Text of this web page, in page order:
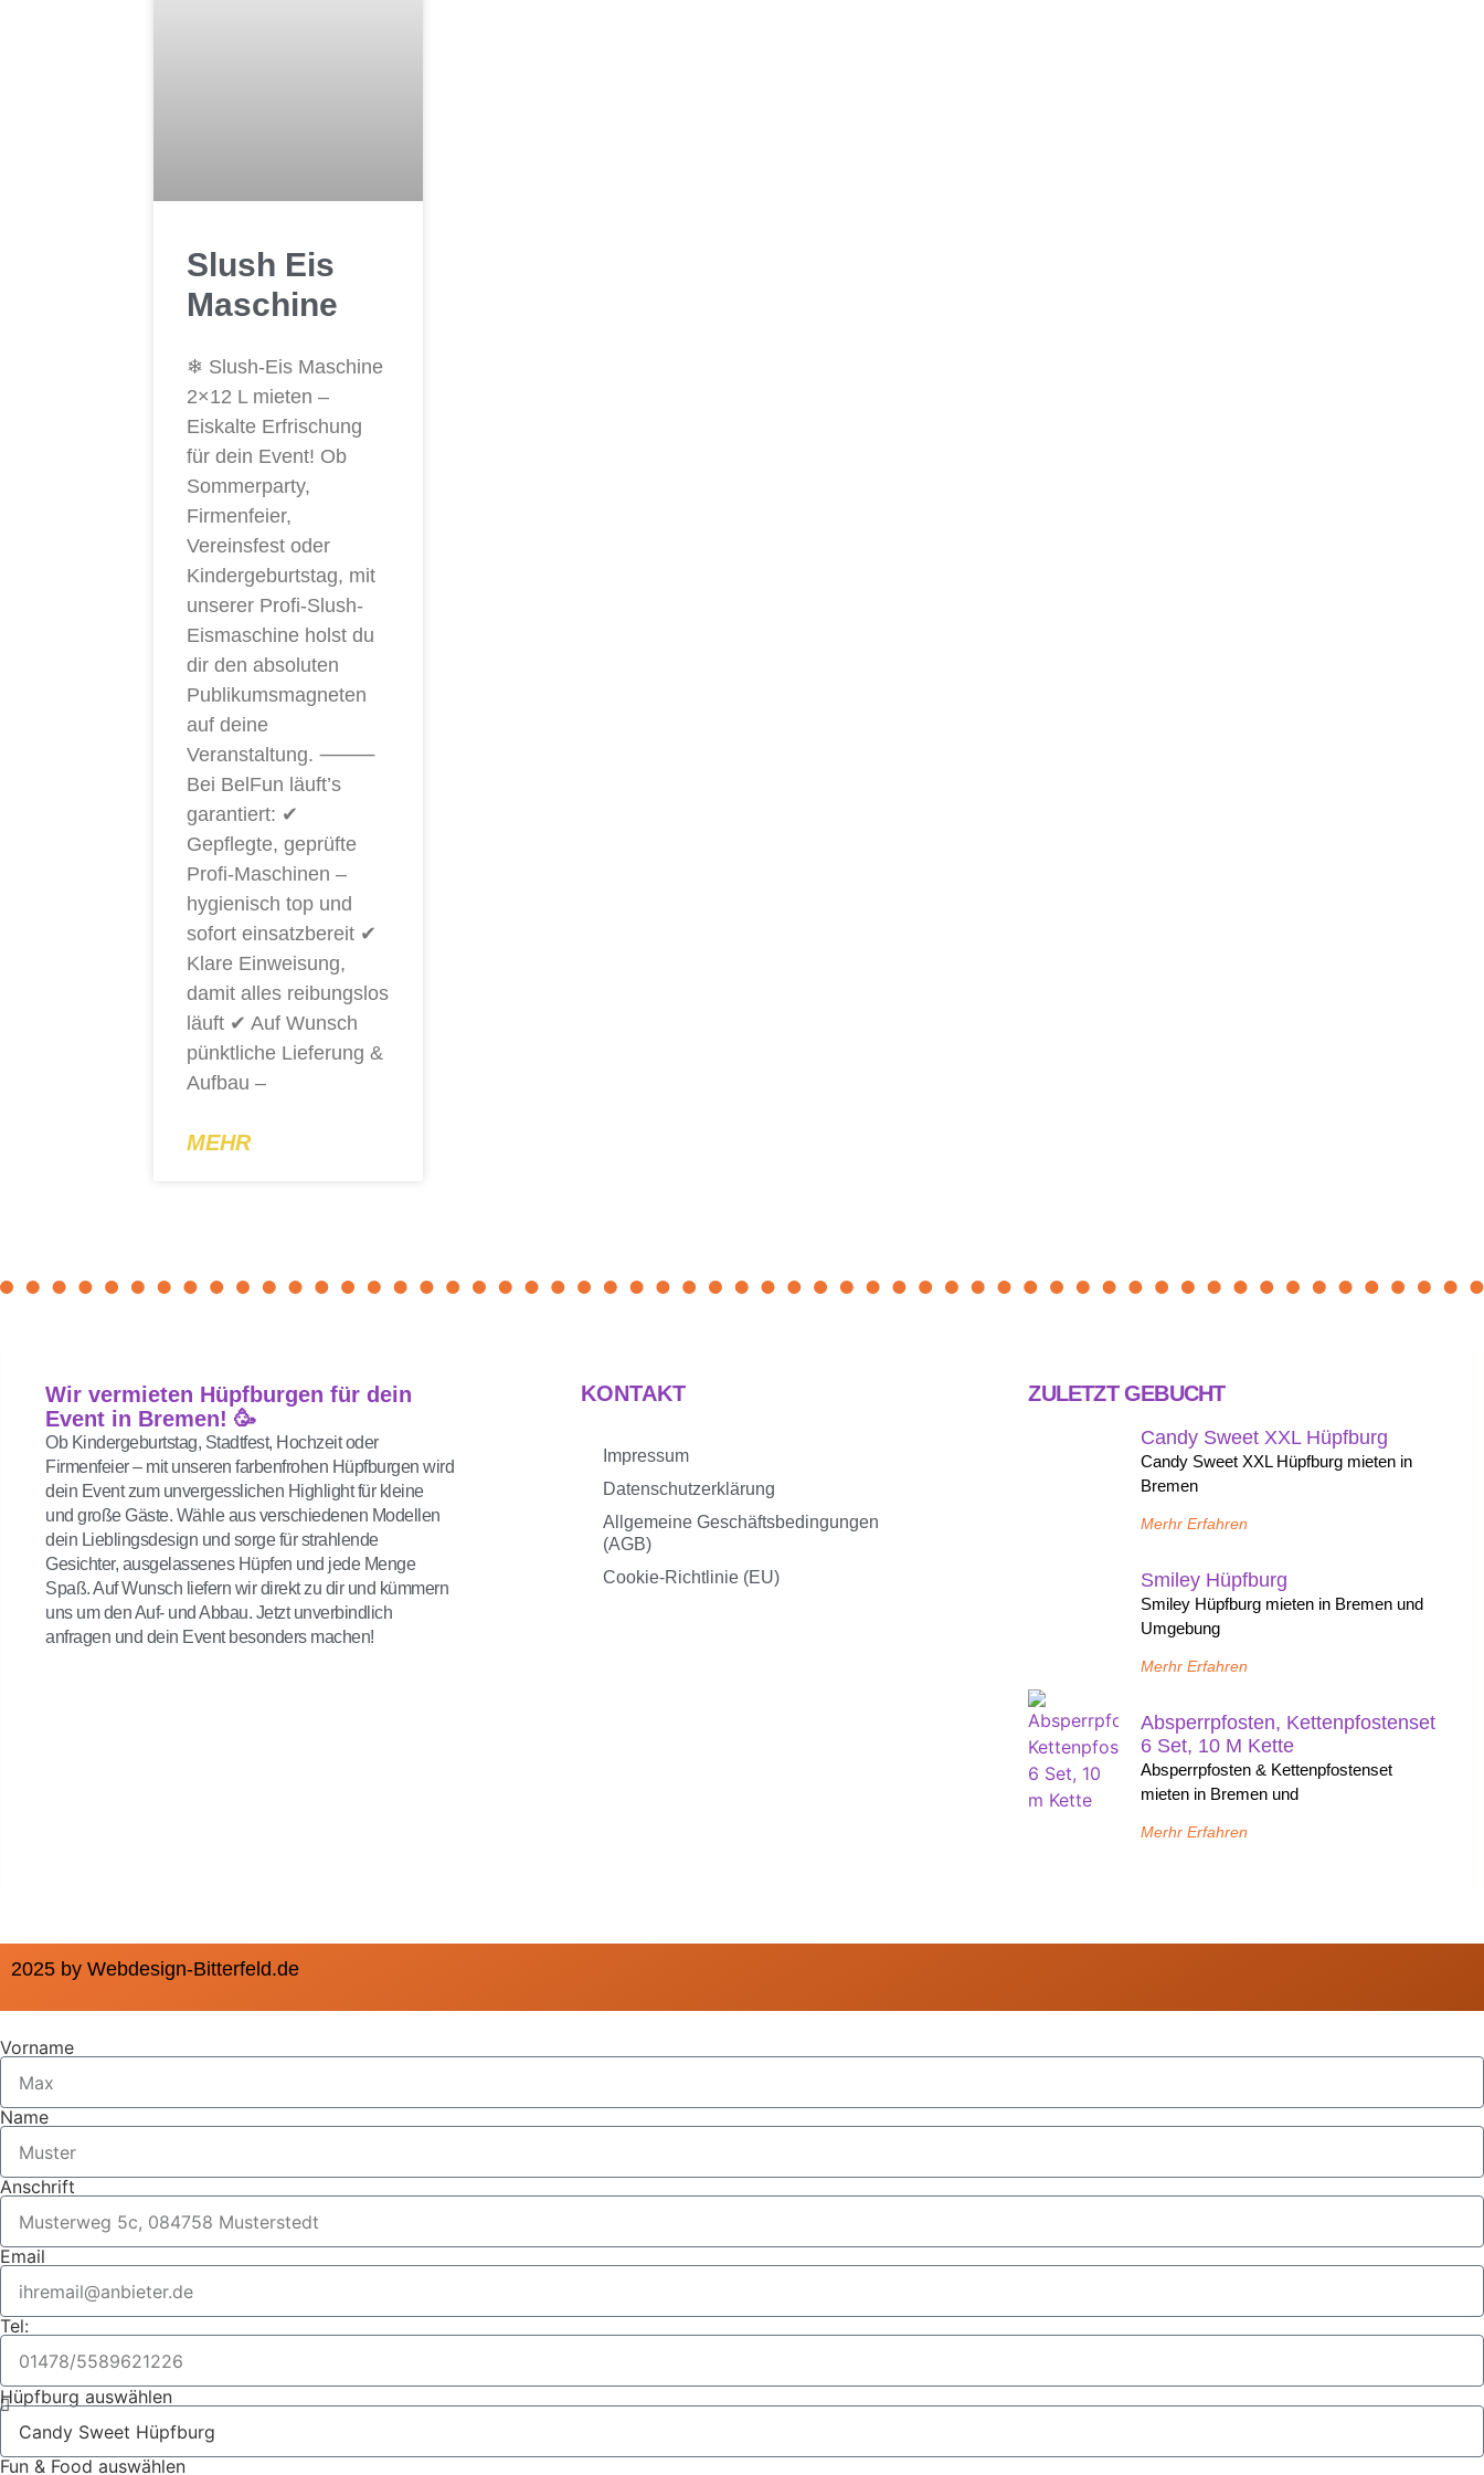
Slush Eis
Maschine
❄ Slush-Eis Maschine
2×12 L mieten –
Eiskalte Erfrischung
für dein Event! Ob
Sommerparty,
Firmenfeier,
Vereinsfest oder
Kindergeburtstag, mit
unserer Profi-Slush-
Eismaschine holst du
dir den absoluten
Publikumsmagneten
auf deine
Veranstaltung. ⸻
Bei BelFun läuft’s
garantiert: ✔
Gepflegte, geprüfte
Profi-Maschinen –
hygienisch top und
sofort einsatzbereit ✔
Klare Einweisung,
damit alles reibungslos
läuft ✔ Auf Wunsch
pünktliche Lieferung &
Aufbau –
MEHR
Wir vermieten Hüpfburgen für dein
Event in Bremen! 🥳
Ob Kindergeburtstag, Stadtfest, Hochzeit oder
Firmenfeier – mit unseren farbenfrohen Hüpfburgen wird
dein Event zum unvergesslichen Highlight für kleine
und große Gäste. Wähle aus verschiedenen Modellen
dein Lieblingsdesign und sorge für strahlende
Gesichter, ausgelassenes Hüpfen und jede Menge
Spaß. Auf Wunsch liefern wir direkt zu dir und kümmern
uns um den Auf- und Abbau. Jetzt unverbindlich
anfragen und dein Event besonders machen!
KONTAKT
Impressum
Datenschutzerklärung
Allgemeine Geschäftsbedingungen
(AGB)
Cookie-Richtlinie (EU)
ZULETZT GEBUCHT
Candy Sweet XXL Hüpfburg
Candy Sweet XXL Hüpfburg mieten in
Bremen
Merhr Erfahren
Smiley Hüpfburg
Smiley Hüpfburg mieten in Bremen und
Umgebung
Merhr Erfahren
Absperrpfosten, Kettenpfostenset
6 Set, 10 M Kette
Absperrpfosten & Kettenpfostenset
mieten in Bremen und
Merhr Erfahren
2025 by Webdesign-Bitterfeld.de
Vorname
Name
Anschrift
Email
Tel:
Hüpfburg auswählen
Fun & Food auswählen